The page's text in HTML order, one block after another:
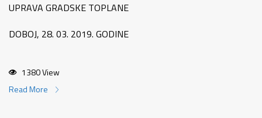
UPRAVA GRADSKE TOPLANE
DOBOJ, 28. 03. 2019. GODINE
1380 View
Read More